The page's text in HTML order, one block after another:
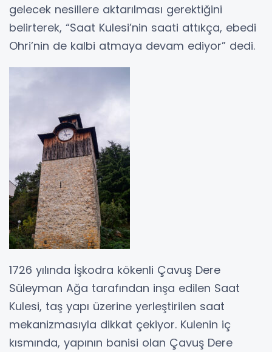
gelecek nesillere aktarılması gerektiğini
belirterek, “Saat Kulesi’nin saati attıkça, ebedi
Ohri’nin de kalbi atmaya devam ediyor” dedi.
1726 yılında İşkodra kökenli Çavuş Dere
Süleyman Ağa tarafından inşa edilen Saat
Kulesi, taş yapı üzerine yerleştirilen saat
mekanizmasıyla dikkat çekiyor. Kulenin iç
kısmında, yapının banisi olan Çavuş Dere